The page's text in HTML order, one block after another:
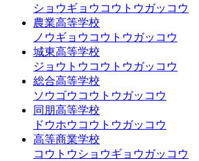
ショウギョウコウトウガッコウ
農業高等学校
ノウギョウコウトウガッコウ
城東高等学校
ジョウトウコウトウガッコウ
総合高等学校
ソウゴウコウトウガッコウ
同朋高等学校
ドウホウコウトウガッコウ
高等商業学校
コウトウショウギョウガッコウ